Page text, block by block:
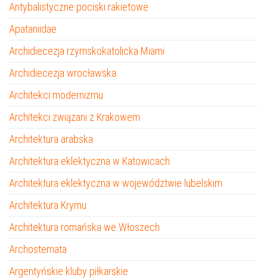
Antybalistyczne pociski rakietowe
Apataniidae
Archidiecezja rzymskokatolicka Miami
Archidiecezja wrocławska
Architekci modernizmu
Architekci związani z Krakowem
Architektura arabska
Architektura eklektyczna w Katowicach
Architektura eklektyczna w województwie lubelskim
Architektura Krymu
Architektura romańska we Włoszech
Archostemata
Argentyńskie kluby piłkarskie